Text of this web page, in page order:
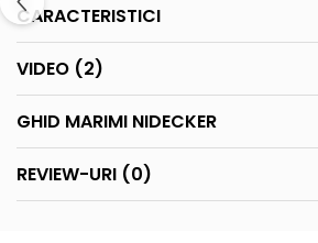
CARACTERISTICI
VIDEO (2)
GHID MARIMI NIDECKER
REVIEW-URI (0)